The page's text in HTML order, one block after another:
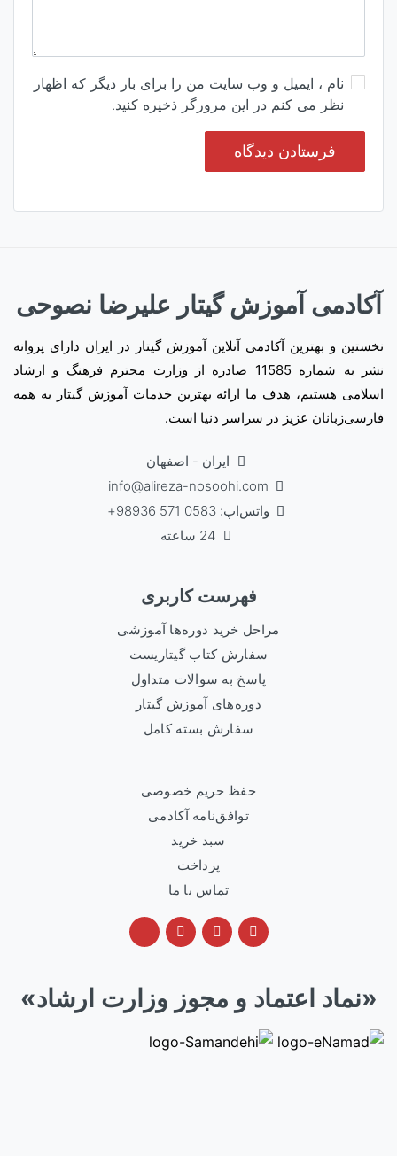
نام ، ایمیل و وب سایت من را برای بار دیگر که اظهار
نظر می کنم در این مرورگر ذخیره کنید.
آکادمی آموزش گیتار علیرضا نصوحی
نخستین و بهترین آکادمی آنلاین آموزش گیتار در ایران دارای پروانه
نشر به شماره 11585 صادره از وزارت محترم فرهنگ و ارشاد
اسلامی هستیم، هدف ما ارائه بهترین خدمات آموزش گیتار به همه
فارسی‌زبانان عزیز در سراسر دنیا است.
ایران - اصفهان
info@alireza-nosoohi.com
واتس‌اپ: 0583 571 98936+
24 ساعته
فهرست کاربری
مراحل خرید دوره‌ها آموزشی
سفارش کتاب گیتاریست
پاسخ به سوالات متداول
دوره‌های آموزش گیتار
سفارش بسته کامل
حفظ حریم خصوصی
توافق‌نامه آکادمی
سبد خرید
پرداخت
تماس با ما
«نماد اعتماد و مجوز وزارت ارشاد»